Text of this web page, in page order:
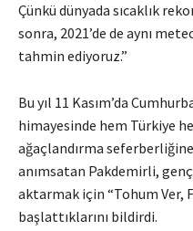
Çünkü dünyada sıcaklık
sonra, 2021’de de aynı
tahmin ediyoruz.”
Bu yıl 11 Kasım’da
himayesinde hem Türkiye
ağaçlandırma
anımsatan Pakdemirli,
aktarmak için “Tohum Ver,
başlattıklarını bildirdi.